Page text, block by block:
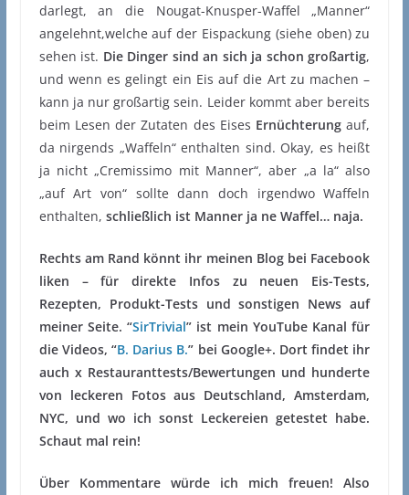
darlegt, an die Nougat-Knusper-Waffel „Manner“
angelehnt,welche auf der Eispackung (siehe oben) zu
sehen ist. Die Dinger sind an sich ja schon großartig,
und wenn es gelingt ein Eis auf die Art zu machen –
kann ja nur großartig sein. Leider kommt aber bereits
beim Lesen der Zutaten des Eises Ernüchterung auf,
da nirgends „Waffeln“ enthalten sind. Okay, es heißt
ja nicht „Cremissimo mit Manner“, aber „a la“ also
„auf Art von“ sollte dann doch irgendwo Waffeln
enthalten, schließlich ist Manner ja ne Waffel… naja.
Rechts am Rand könnt ihr meinen Blog bei Facebook
liken – für direkte Infos zu neuen Eis-Tests,
Rezepten, Produkt-Tests und sonstigen News auf
meiner Seite. “SirTrivial” ist mein YouTube Kanal für
die Videos, “B. Darius B.” bei Google+. Dort findet ihr
auch x Restauranttests/Bewertungen und hunderte
von leckeren Fotos aus Deutschland, Amsterdam,
NYC, und wo ich sonst Leckereien getestet habe.
Schaut mal rein!
Über Kommentare würde ich mich freuen! Also